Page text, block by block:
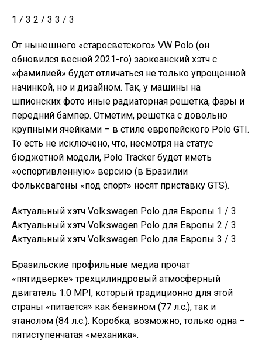
1 / 3 2 / 3 3 / 3
От нынешнего «старосветского» VW Polo (он
обновился весной 2021-го) заокеанский хэтч с
«фамилией» будет отличаться не только упрощенной
начинкой, но и дизайном. Так, у машины на
шпионских фото иные радиаторная решетка, фары и
передний бампер. Отметим, решетка с довольно
крупными ячейками – в стиле европейского Polo GTI.
То есть не исключено, что, несмотря на статус
бюджетной модели, Polo Tracker будет иметь
«оспортивленную» версию (в Бразилии
Фольксвагены «под спорт» носят приставку GTS).
Актуальный хэтч Volkswagen Polo для Европы 1 / 3
Актуальный хэтч Volkswagen Polo для Европы 2 / 3
Актуальный хэтч Volkswagen Polo для Европы 3 / 3
Бразильские профильные медиа прочат
«пятидверке» трехцилиндровый атмосферный
двигатель 1.0 MPI, который традиционно для этой
страны «питается» как бензином (77 л.с.), так и
этанолом (84 л.с.). Коробка, возможно, только одна –
пятиступенчатая «механика».